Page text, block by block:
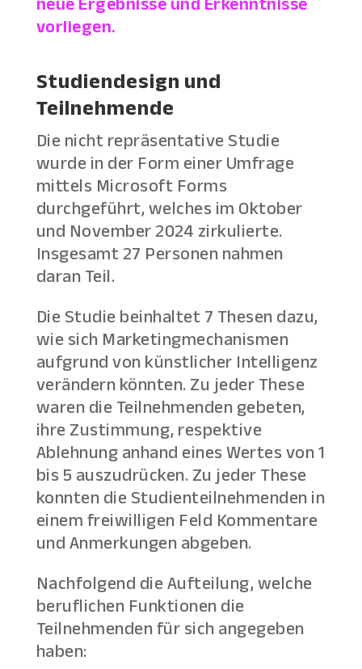
vorliegen.
Studiendesign und
Teilnehmende
Die nicht repräsentative Studie
wurde in der Form einer Umfrage
mittels Microsoft Forms
durchgeführt, welches im Oktober
und November 2024 zirkulierte.
Insgesamt 27 Personen nahmen
daran Teil.
Die Studie beinhaltet 7 Thesen dazu,
wie sich Marketingmechanismen
aufgrund von künstlicher Intelligenz
verändern könnten. Zu jeder These
waren die Teilnehmenden gebeten,
ihre Zustimmung, respektive
Ablehnung anhand eines Wertes von 1
bis 5 auszudrücken. Zu jeder These
konnten die Studienteilnehmenden in
einem freiwilligen Feld Kommentare
und Anmerkungen abgeben.
Nachfolgend die Aufteilung, welche
beruflichen Funktionen die
Teilnehmenden für sich angegeben
haben: